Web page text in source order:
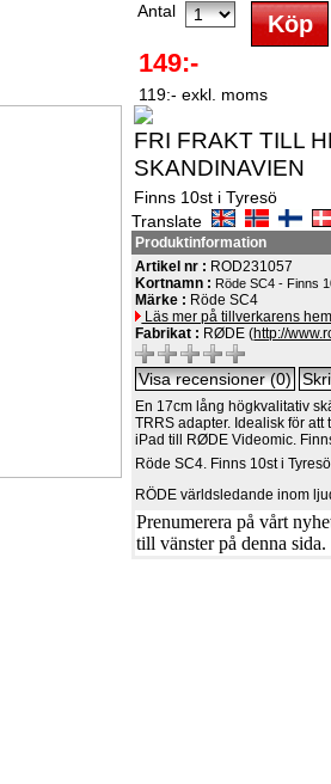
Antal
149:-
119:- exkl. moms
FRI FRAKT TILL
SKANDINAVIEN
Finns 10st i Tyresö
Translate
Produktinformation
Artikel nr : ROD231057
Kortnamn : Röde SC4 - Finns
Märke : Röde SC4
Läs mer på tillverkarens
Fabrikat : RØDE (http://
En 17cm lång högkvalitativ
TRRS adapter. Idealisk för
iPad till RØDE Videomic.
Röde SC4. Finns 10st i Tyresö
RÖDE världsledande inom
Prenumerera på vårt
till vänster på denna sida.